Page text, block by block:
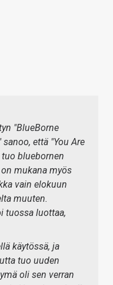
"BlueBorne
että "You Are
bluebornen
mukana myös
vain elokuun
muuten.
tuossa luottaa,
käytössä, ja
tuo uuden
oli sen verran